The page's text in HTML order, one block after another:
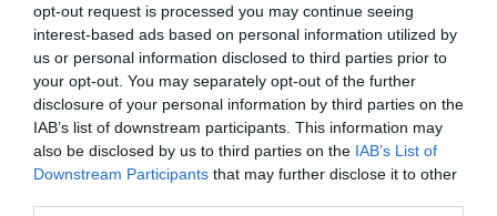
opt-out request is processed you may continue seeing
interest-based ads based on personal information utilized by
us or personal information disclosed to third parties prior to
your opt-out. You may separately opt-out of the further
disclosure of your personal information by third parties on the
IAB’s list of downstream participants. This information may
also be disclosed by us to third parties on the IAB’s List of
Downstream Participants that may further disclose it to other
fokozatosan növelte
számukra a nyilvánosság
figyelmét, de szigorúan az ő
feltételeik szerint, és
meglehetősen szabályozva.